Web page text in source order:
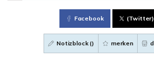
Facebook (Twitter)
Notizblock () merken